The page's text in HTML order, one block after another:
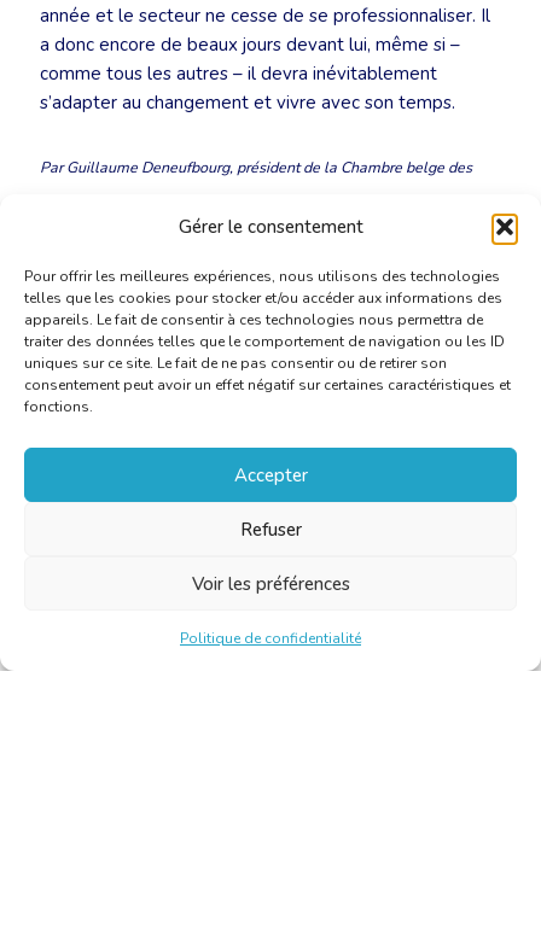
Gérer le consentement
Pour offrir les meilleures expériences, nous utilisons des technologies
telles que les cookies pour stocker et/ou accéder aux informations des
appareils. Le fait de consentir à ces technologies nous permettra de
traiter des données telles que le comportement de navigation ou les ID
uniques sur ce site. Le fait de ne pas consentir ou de retirer son
consentement peut avoir un effet négatif sur certaines caractéristiques et
fonctions.
Accepter
Refuser
Voir les préférences
Politique de confidentialité
année et le secteur ne cesse de se professionnaliser. Il
a donc encore de beaux jours devant lui, même si –
comme tous les autres – il devra inévitablement
s’adapter au changement et vivre avec son temps.
Par Guillaume Deneufbourg, président de la Chambre belge des